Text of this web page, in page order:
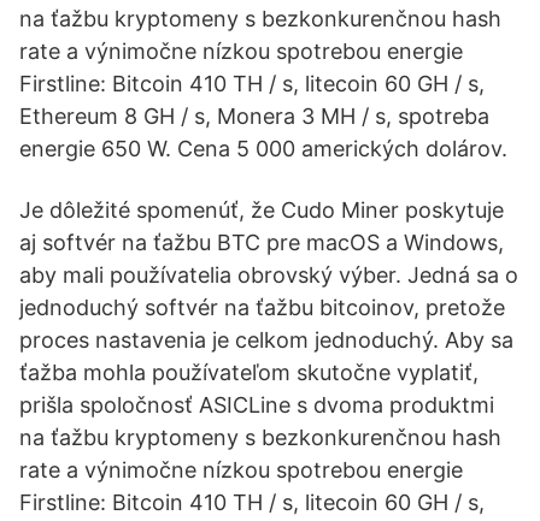
na ťažbu kryptomeny s bezkonkurenčnou hash
rate a výnimočne nízkou spotrebou energie
Firstline: Bitcoin 410 TH / s, litecoin 60 GH / s,
Ethereum 8 GH / s, Monera 3 MH / s, spotreba
energie 650 W. Cena 5 000 amerických dolárov.
Je dôležité spomenúť, že Cudo Miner poskytuje
aj softvér na ťažbu BTC pre macOS a Windows,
aby mali používatelia obrovský výber. Jedná sa o
jednoduchý softvér na ťažbu bitcoinov, pretože
proces nastavenia je celkom jednoduchý. Aby sa
ťažba mohla používateľom skutočne vyplatiť,
prišla spoločnosť ASICLine s dvoma produktmi
na ťažbu kryptomeny s bezkonkurenčnou hash
rate a výnimočne nízkou spotrebou energie
Firstline: Bitcoin 410 TH / s, litecoin 60 GH / s,